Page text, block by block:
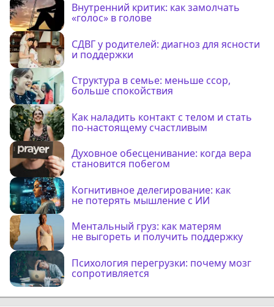
Внутренний критик: как замолчать
«голос» в голове
СДВГ у родителей: диагноз для ясности
и поддержки
Структура в семье: меньше ссор,
больше спокойствия
Как наладить контакт с телом и стать
по-настоящему счастливым
Духовное обесценивание: когда вера
становится побегом
Когнитивное делегирование: как
не потерять мышление с ИИ
Ментальный груз: как матерям
не выгореть и получить поддержку
Психология перегрузки: почему мозг
сопротивляется